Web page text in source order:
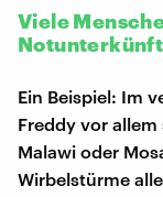
Viele
Ein Beispiel: Im
Freddy vor
Malawi oder
Wirbelstürme